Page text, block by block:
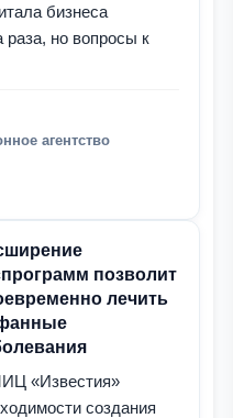
бизнеса
но вопросы к
агентство
позволит
лечить
«Известия»
создания